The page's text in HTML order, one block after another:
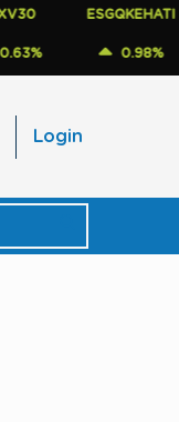
ESGQKEHATI
0.98%
Login